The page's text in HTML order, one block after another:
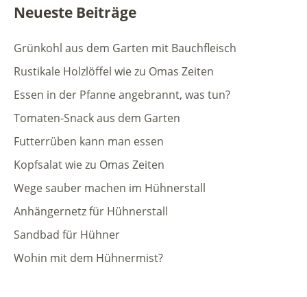
Neueste Beiträge
Grünkohl aus dem Garten mit Bauchfleisch
Rustikale Holzlöffel wie zu Omas Zeiten
Essen in der Pfanne angebrannt, was tun?
Tomaten-Snack aus dem Garten
Futterrüben kann man essen
Kopfsalat wie zu Omas Zeiten
Wege sauber machen im Hühnerstall
Anhängernetz für Hühnerstall
Sandbad für Hühner
Wohin mit dem Hühnermist?